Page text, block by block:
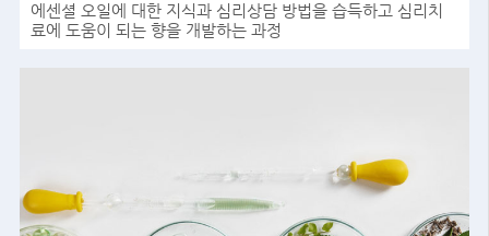
에센셜 오일에 대한 지식과 심리상담 방법을 습득하고 심리치
료에 도움이 되는 향을 개발하는 과정